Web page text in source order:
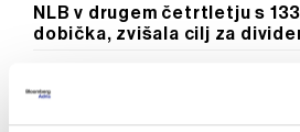
NLB v drugem četrtletju s
dobička, zvišala cilj za
Rast potnikov na Brniku,
upadu dobička